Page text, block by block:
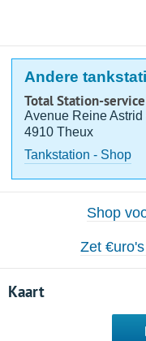
Andere
Total Station-service
Avenue Reine Astrid
4910 Theux
Tankstation - Shop
Shop
Zet
Kaart